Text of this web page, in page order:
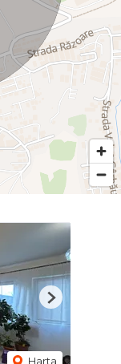
Harta
Next